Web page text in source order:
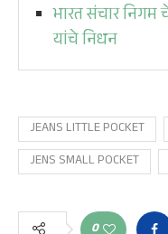
भारत संचार निगम
यांचे निधन
JEANS LITTLE POCKET
JENS SMALL POCKET
0